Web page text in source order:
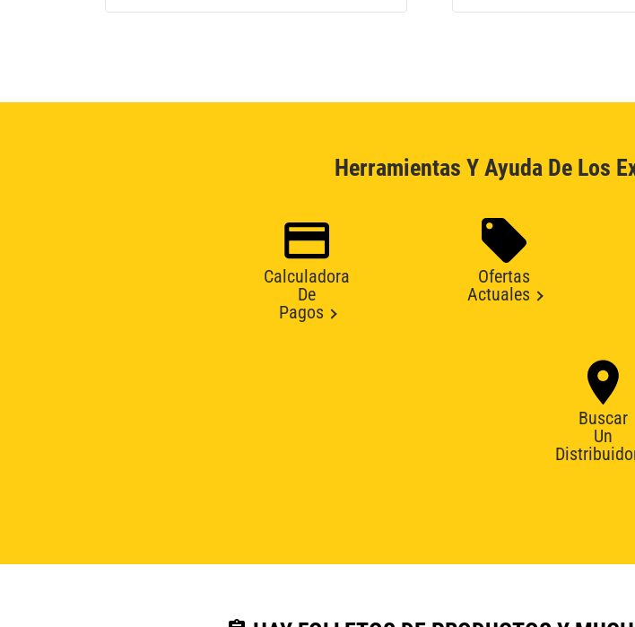
Herramientas Y Ayuda De Los
Calculadora
De
Pagos
Ofertas
Actuales
Buscar
Un